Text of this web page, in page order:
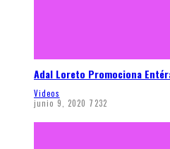
Adal Loreto Promociona
Videos
junio 9, 2020 7232